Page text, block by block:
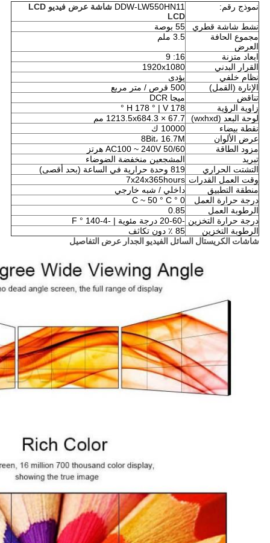
نموذج رقم:
DDW-LW550HN11
شاشة عرض فيديو LCD
LCD
نشط شاشة قطري
55 بوصة
مجموع الحافة
العرض
3.5 ملم
ابعاد متزنة
16: 9
القرار البدني
1920x1080
نظام خلفي
يؤدى
الإنارة (القمل)
500 قرص / متر مربع
تناقض
ميجا DCR
زاوية الرؤية
H 178 ° | V 178 °
لوحة البعد (wxhxd)
1213.5x684.3 × 67.7 مم
نقطة بيضاء
10000 ك
عرض الألوان
8Bit، 16.7M
مزود الطاقة
AC100 ~ 240V 50/60 هرتز
تبريد
المشجعين منخفضة الضوضاء
التشتت الحراري
819 وحدة حرارية في الساعة (بحد أقصى)
وقت العمل القدرات 7x24x365hours
منطقة التطبيق
داخلي / شبه خارجي
درجة حرارة العمل
0 ° C ~ 50 ° C
الرطوبة العمل
0.85
درجة حرارة التخزين -20-60 درجة مئوية |
-4-140 ° F
الرطوبة التخزين
85 ٪ دون تكاثف
شاشات الكريستال السائل الفيديو الجدار عرض التفاصيل